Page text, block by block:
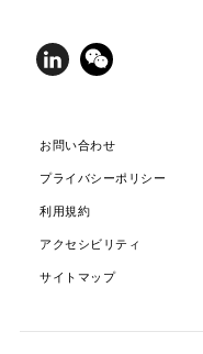
お問い合わせ
プライバシーポリシー
利用規約
アクセシビリティ
サイトマップ